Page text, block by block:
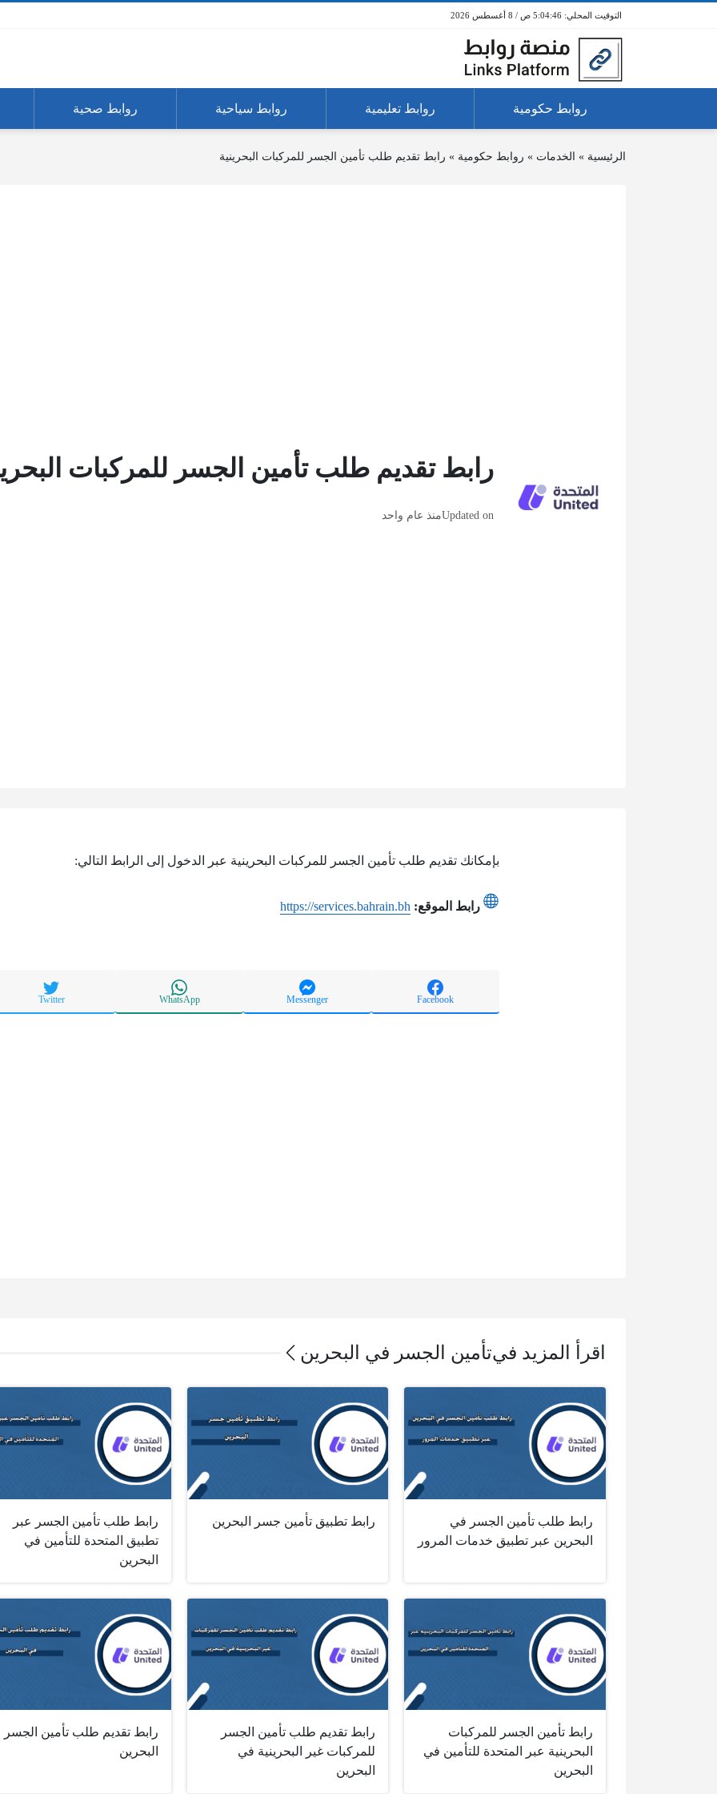
5:04:46 ص / 8 أغسطس 2026
روابط حكومية روابط تعليمية روابط سياحية روابط صحية
الرئيسية » الخدمات » روابط حكومية » رابط تقديم طلب تأمين الجسر للمركبات البحرينية
رابط تقديم طلب تأمين الجسر للمركبات
Updated onمنذ عام واحد
بإمكانك تقديم طلب تأمين الجسر للمركبات البحرينية عبر الدخول إلى الرابط التالي:
رابط الموقع: https://services.bahrain.bh
Facebook
Messenger
WhatsApp
Twitter
اقرأ المزيد فيتأمين الجسر في البحرين
رابط طلب تأمين الجسر في
البحرين عبر تطبيق خدمات المرور‎
رابط تطبيق تأمين جسر البحرين
رابط طلب تأمين الجسر عبر
تطبيق المتحدة للتأمين في
البحرين
رابط تأمين الجسر للمركبات
البحرينية عبر المتحدة للتأمين في
البحرين
رابط تقديم طلب تأمين الجسر
للمركبات غير البحرينية في
البحرين
رابط تقديم طلب تأمين
البحرين